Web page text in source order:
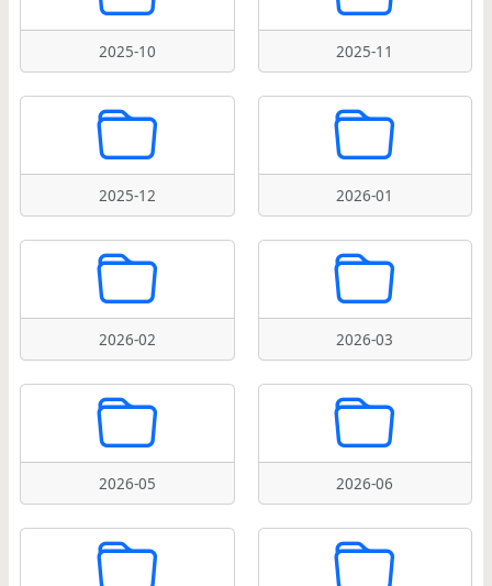
2025-10 2025-11
2025-12 2026-01
2026-02 2026-03
2026-05 2026-06